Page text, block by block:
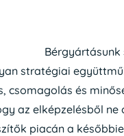
stratégiai
csomagolás és
az elképzelésből
piacán a